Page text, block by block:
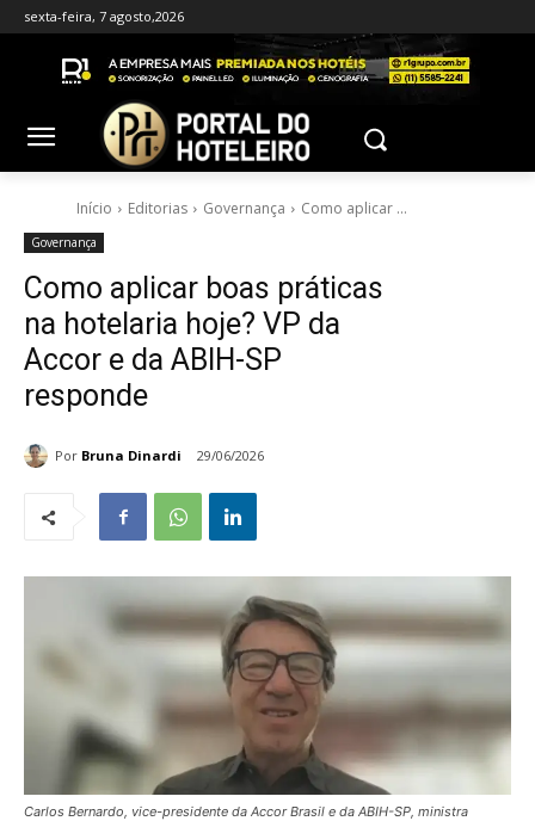
sexta-feira, 7 agosto,2026
Início Editorias Governança Como aplicar ...
Governança
Como aplicar boas práticas
na hotelaria hoje? VP da
Accor e da ABIH-SP
responde
Por Bruna Dinardi 29/06/2026
Carlos Bernardo, vice-presidente da Accor Brasil e da ABIH-SP, ministra